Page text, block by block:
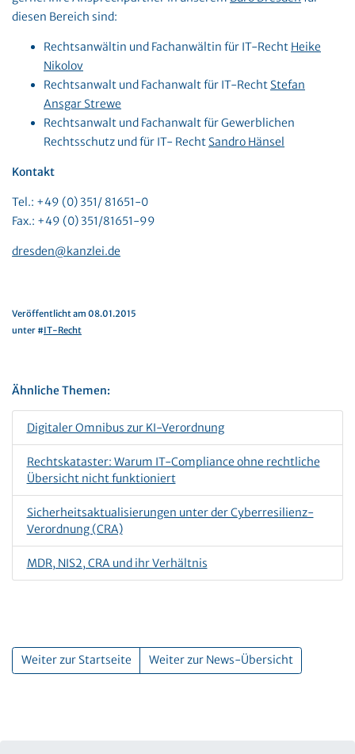
diesen Bereich sind:
Rechtsanwältin und Fachanwältin für IT-Recht Heike
Nikolov
Rechtsanwalt und Fachanwalt für IT-Recht Stefan
Ansgar Strewe
Rechtsanwalt und Fachanwalt für Gewerblichen
Rechtsschutz und für IT- Recht Sandro Hänsel
Kontakt
Tel.: +49 (0) 351/ 81651-0
Fax.: +49 (0) 351/81651-99
dresden@kanzlei.de
Veröffentlicht am 08.01.2015
unter #IT-Recht
Ähnliche Themen:
Digitaler Omnibus zur KI-Verordnung
Rechtskataster: Warum IT-Compliance ohne rechtliche
Übersicht nicht funktioniert
Sicherheitsaktualisierungen unter der Cyberresilienz-
Verordnung (CRA)
MDR, NIS2, CRA und ihr Verhältnis
Weiter zur Startseite Weiter zur News-Übersicht